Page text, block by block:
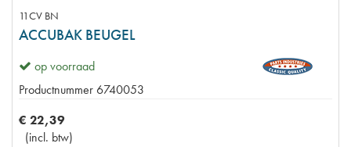
11CV BN
ACCUBAK BEUGEL
op voorraad
Productnummer 6740053
€ 22,39
(incl. btw)